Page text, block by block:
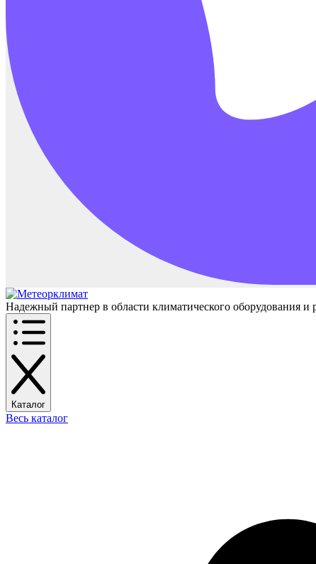
Надежный партнер в области климатического оборудования и
Каталог
Весь каталог